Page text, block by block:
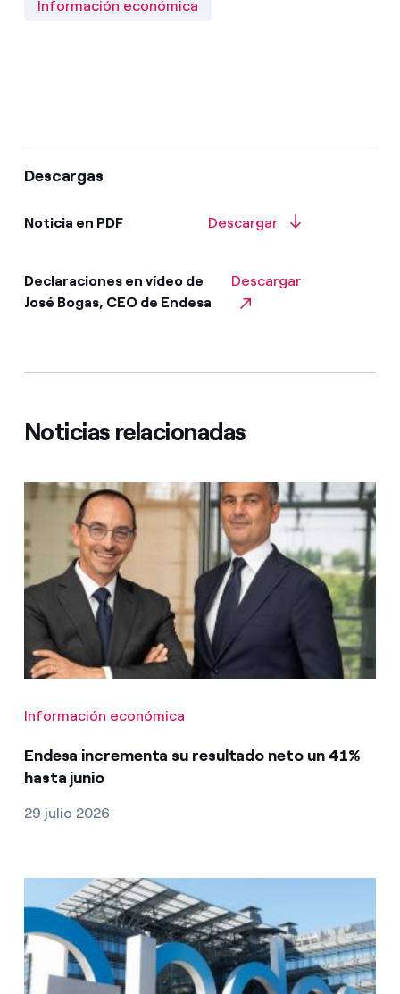
Información económica
Descargas
Noticia en PDF Descargar
Declaraciones en vídeo de
José Bogas, CEO de Endesa
Descargar
Noticias relacionadas
Información económica
Endesa incrementa su resultado neto un 41%
hasta junio
29 julio 2026